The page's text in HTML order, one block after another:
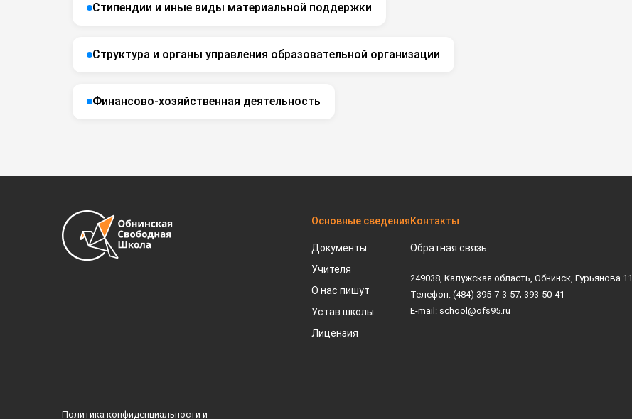
Стипендии и иные виды материальной поддержки
Структура и органы управления образовательной организации
Финансово-хозяйственная деятельность
Основные сведения
Документы
Учителя
О нас пишут
Устав школы
Лицензия
Контакты
Обратная связь
249038, Калужская область, Обнинск, Гурьянова 11
Телефон: (484) 395-7-3-57; 393-50-41
E-mail: school@ofs95.ru
Политика конфиденциальности и